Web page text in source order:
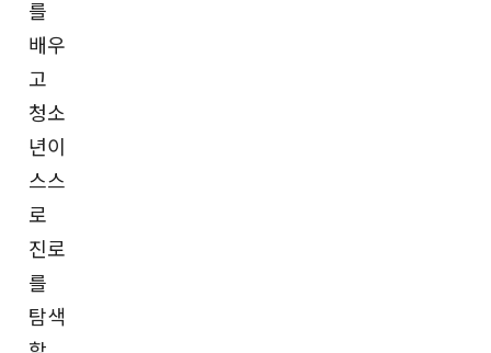
를
배우
고
청소
년이
스스
로
진로
를
탐색